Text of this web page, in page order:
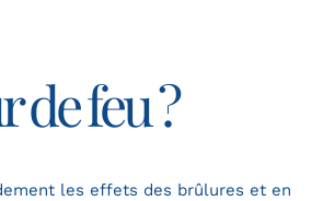
de feu ?
les effets des brûlures et en